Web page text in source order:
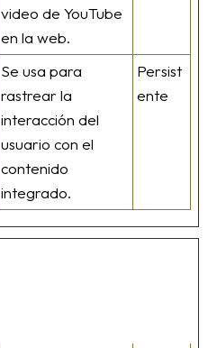
video de YouTube
en la web.
Se usa para
rastrear la
interacción del
usuario con el
contenido
integrado.
Persist
ente